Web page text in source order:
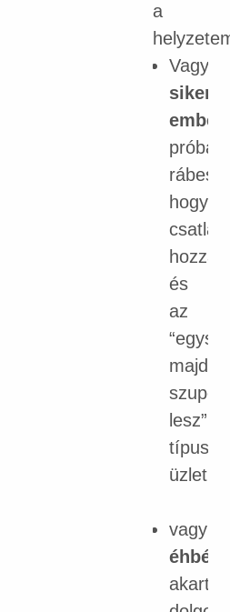
a
Vagy
hogy
és
az
majd
szuper
lesz”
típusú
vagy
akartak